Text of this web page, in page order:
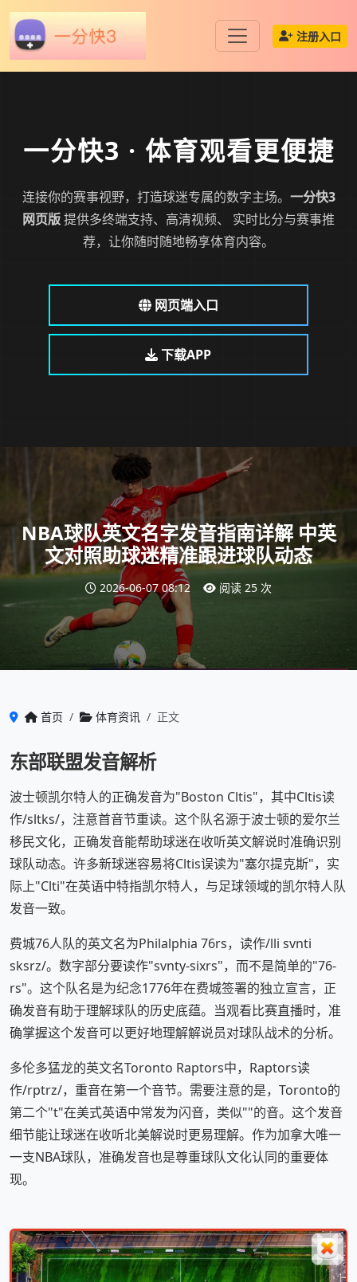
注册入口
一分快3 · 体育观看更便捷
连接你的赛事视野，打造球迷专属的数字主场。 一分快3
网页版提供多终端支持、高清视频、 实时比分与赛事推
荐，让你随时随地畅享体育内容。
网页端入口
下载APP
NBA球队英文名字发音指南详解 中英
文对照助球迷精准跟进球队动态
2026-06-07 08:12 阅读 25 次
首页 体育资讯 正文
东部联盟发音解析
波士顿凯尔特人的正确发音为"Boston Cltis"，其中Cltis读
作/sltks/，注意首音节重读。这个队名源于波士顿的爱尔兰
移民文化，正确发音能帮助球迷在收听英文解说时准确识别
球队动态。许多新球迷容易将Cltis误读为"塞尔提克斯"，实
际上"Clti"在英语中特指凯尔特人，与足球领域的凯尔特人队
发音一致。
费城76人队的英文名为Philalphia 76rs，读作/lli svnti
sksrz/。数字部分要读作"svnty-sixrs"，而不是简单的"76-
rs"。这个队名是为纪念1776年在费城签署的独立宣言，正
确发音有助于理解球队的历史底蕴。当观看比赛直播时，准
确掌握这个发音可以更好地理解解说员对球队战术的分析。
多伦多猛龙的英文名Toronto Raptors中，Raptors读
作/rptrz/，重音在第一个音节。需要注意的是，Toronto的
第二个"t"在美式英语中常发为闪音，类似""的音。这个发音
细节能让球迷在收听北美解说时更易理解。作为加拿大唯一
一支NBA球队，准确发音也是尊重球队文化认同的重要体
现。